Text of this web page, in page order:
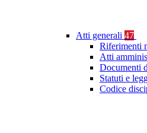
Atti generali 47
Riferimenti
Atti
Documenti
Statuti e
Codice